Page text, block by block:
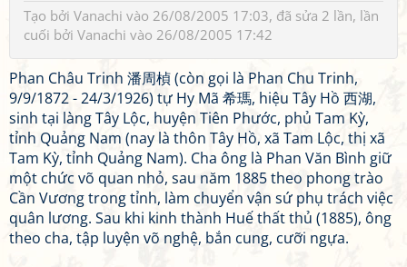
Tạo bởi Vanachi vào 26/08/2005 17:03, đã sửa 2 lần, lần
cuối bởi Vanachi vào 26/08/2005 17:42
Phan Châu Trinh 潘周楨 (còn gọi là Phan Chu Trinh,
9/9/1872 - 24/3/1926) tự Hy Mã 希瑪, hiệu Tây Hồ 西湖,
sinh tại làng Tây Lộc, huyện Tiên Phước, phủ Tam Kỳ,
tỉnh Quảng Nam (nay là thôn Tây Hồ, xã Tam Lộc, thị xã
Tam Kỳ, tỉnh Quảng Nam). Cha ông là Phan Văn Bình giữ
một chức võ quan nhỏ, sau năm 1885 theo phong trào
Cần Vương trong tỉnh, làm chuyển vận sứ phụ trách việc
quân lương. Sau khi kinh thành Huế thất thủ (1885), ông
theo cha, tập luyện võ nghệ, bắn cung, cưỡi ngựa.